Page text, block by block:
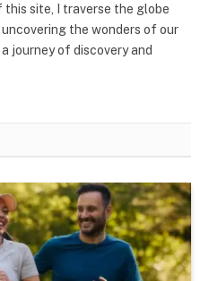
site, I traverse the globe
the wonders of our
a journey of discovery and